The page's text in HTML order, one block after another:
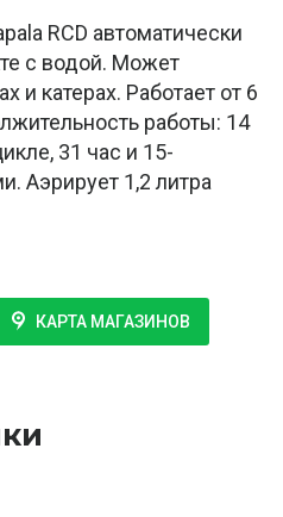
RCD автоматически
с водой. Может
и катерах. Работает от 6
работы: 14
31 час и 15-
Аэрирует 1,2 литра
КАРТА МАГАЗИНОВ